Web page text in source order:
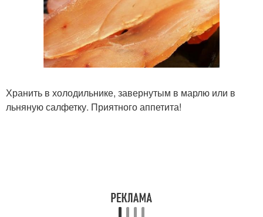
Хранить в холодильнике, завернутым в марлю или в
льняную салфетку. Приятного аппетита!